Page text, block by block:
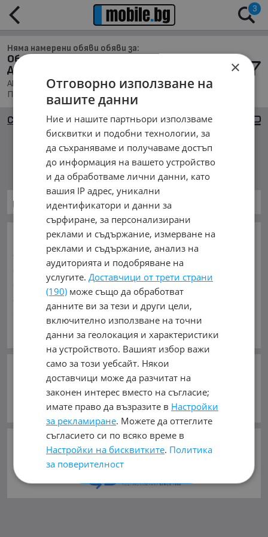
3
Няма намерени обяви обяви за:
Обяви за Аксесоари за Автомобили и
Джипове в гр. Провадия
Аксесоари, Намира се в обл. Варна, Населено място гр.
Провадия, Подредени по: Най-новите обяви
Сортиране Големи снимки
Няма намерени обяви
Аксесоари за Автомобили и Джипове
Виж Още
ОСНОВНИ КАТЕГОРИИ В MOBILE.BG:
Карта на сайта
Автомобили и Джипове
Камиони Мотоциклети Селскостопански
Индустриални
Кари Каравани Яхти и Лодки
Ремаркета Велосипеди Части Аксесоари
Гуми и джанти
Купува Услуги
АКСЕСОАРИ ЗА:
Автомобили и ДжиповеБусове
Камиони
Мотоциклети
Селскостопански
Индустриални
Яхти и Лодки
Велосипеди
ВИДОВЕ: CD, DVD (43) LED крушки и светлини
(6) Авто крушки (5) Автокасетофони
Автосиликон (1) Акумулатори (157)
Аларми и централно заключване
Вериги за сняг
СЛЕДВАЙТЕ НИ В:
mobile.bgползва и препоръчва
хостинг услугите на
×
Отговорно използване на
вашите данни
Ние и нашите партньори използваме
бисквитки и подобни технологии, за
да съхраняваме и получаваме достъп
до информация на вашето устройство
и да обработваме лични данни, като
вашия IP адрес, уникални
идентификатори и данни за
сърфиране, за персонализирани
реклами и съдържание, измерване на
реклами и съдържание, анализ на
аудиторията и подобряване на
услугите.Доставчици от трети страни
(190) може също да обработват
данните ви за тези и други цели,
включително използване на точни
данни за геолокация и характеристики
на устройството. Вашият избор важи
само за този уебсайт. Някои
доставчици може да разчитат на
законен интерес вместо на съгласие;
имате право да възразите в Настройки
за рекламиране. Можете да оттеглите
съгласието си по всяко време в
Настройки на бисквитките. Политика
за поверителност